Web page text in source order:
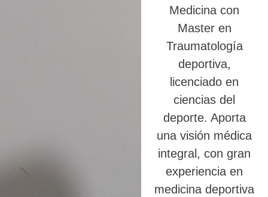
Medicina con
Master en
Traumatología
deportiva,
licenciado en
ciencias del
deporte. Aporta
una visión médica
integral, con gran
experiencia en
medicina deportiva